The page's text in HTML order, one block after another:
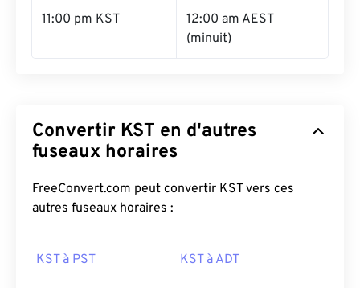
11:00 pm KST
12:00 am AEST
(minuit)
Convertir KST en d'autres
fuseaux horaires
FreeConvert.com peut convertir KST vers ces
autres fuseaux horaires :
KST à PST KST à ADT